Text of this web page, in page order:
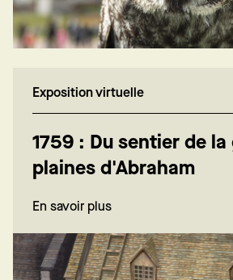
Exposition virtuelle
1759 : Du sentier de la
plaines d'Abraham
En savoir plus